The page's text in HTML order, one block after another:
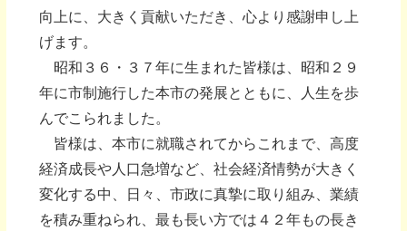
向上に、大きく貢献いただき、心より感謝申し上
げます。
昭和３６・３７年に生まれた皆様は、昭和２９
年に市制施行した本市の発展とともに、人生を歩
んでこられました。
皆様は、本市に就職されてからこれまで、高度
経済成長や人口急増など、社会経済情勢が大きく
変化する中、日々、市政に真摯に取り組み、業績
を積み重ねられ、最も長い方では４２年もの長き